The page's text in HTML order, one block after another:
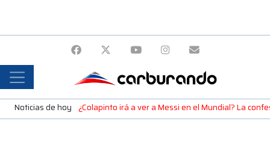
Noticias de hoy ¿Colapinto irá a ver a Messi en el Mundial? La